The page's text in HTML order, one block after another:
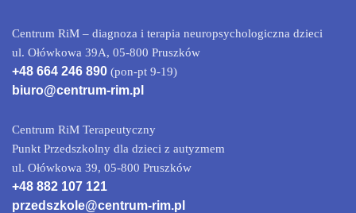
Centrum RiM – diagnoza i terapia neuropsychologiczna dzieci
ul. Ołówkowa 39A, 05-800 Pruszków
+48 664 246 890 (pon-pt 9-19)
biuro@centrum-rim.pl
Centrum RiM Terapeutyczny
Punkt Przedszkolny dla dzieci z autyzmem
ul. Ołówkowa 39, 05-800 Pruszków
+48 882 107 121
przedszkole@centrum-rim.pl